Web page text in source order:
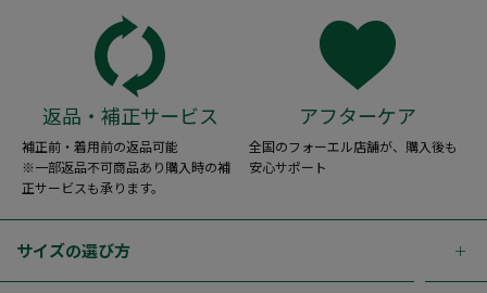
返品・補正サービス
補正前・着用前の返品可能
※一部返品不可商品あり購入時の補
正サービスも承ります。
アフターケア
全国のフォーエル店舗が、購入後も
安心サポート
サイズの選び方